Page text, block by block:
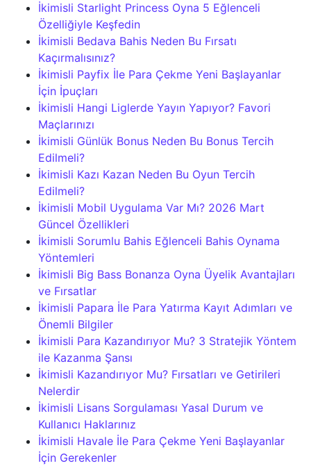
İkimisli Starlight Princess Oyna 5 Eğlenceli
Özelliğiyle Keşfedin
İkimisli Bedava Bahis Neden Bu Fırsatı
Kaçırmalısınız?
İkimisli Payfix İle Para Çekme Yeni Başlayanlar
İçin İpuçları
İkimisli Hangi Liglerde Yayın Yapıyor? Favori
Maçlarınızı
İkimisli Günlük Bonus Neden Bu Bonus Tercih
Edilmeli?
İkimisli Kazı Kazan Neden Bu Oyun Tercih
Edilmeli?
İkimisli Mobil Uygulama Var Mı? 2026 Mart
Güncel Özellikleri
İkimisli Sorumlu Bahis Eğlenceli Bahis Oynama
Yöntemleri
İkimisli Big Bass Bonanza Oyna Üyelik Avantajları
ve Fırsatlar
İkimisli Papara İle Para Yatırma Kayıt Adımları ve
Önemli Bilgiler
İkimisli Para Kazandırıyor Mu? 3 Stratejik Yöntem
ile Kazanma Şansı
İkimisli Kazandırıyor Mu? Fırsatları ve Getirileri
Nelerdir
İkimisli Lisans Sorgulaması Yasal Durum ve
Kullanıcı Haklarınız
İkimisli Havale İle Para Çekme Yeni Başlayanlar
İçin Gerekenler